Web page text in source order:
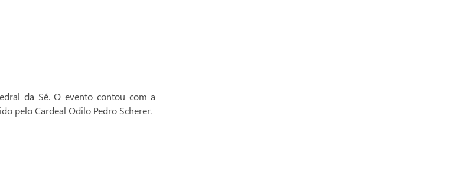
da Sé. O evento contou com a
pelo Cardeal Odilo Pedro Scherer.